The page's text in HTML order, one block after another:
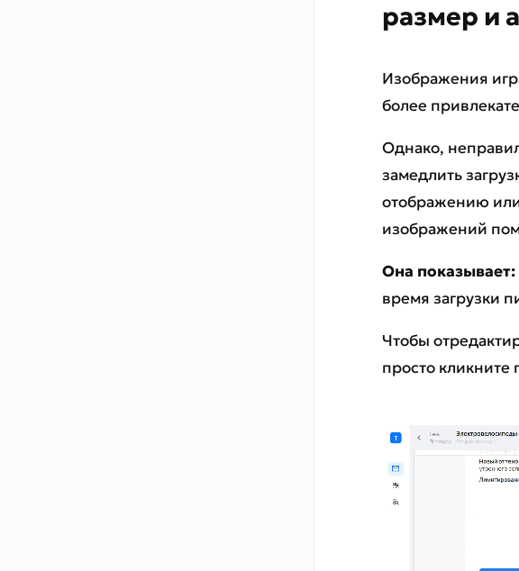
размер и
Изображения
более
Однако,
замедлить
отображению
изображений
Она показывает:
время загрузки
Чтобы
просто кликните